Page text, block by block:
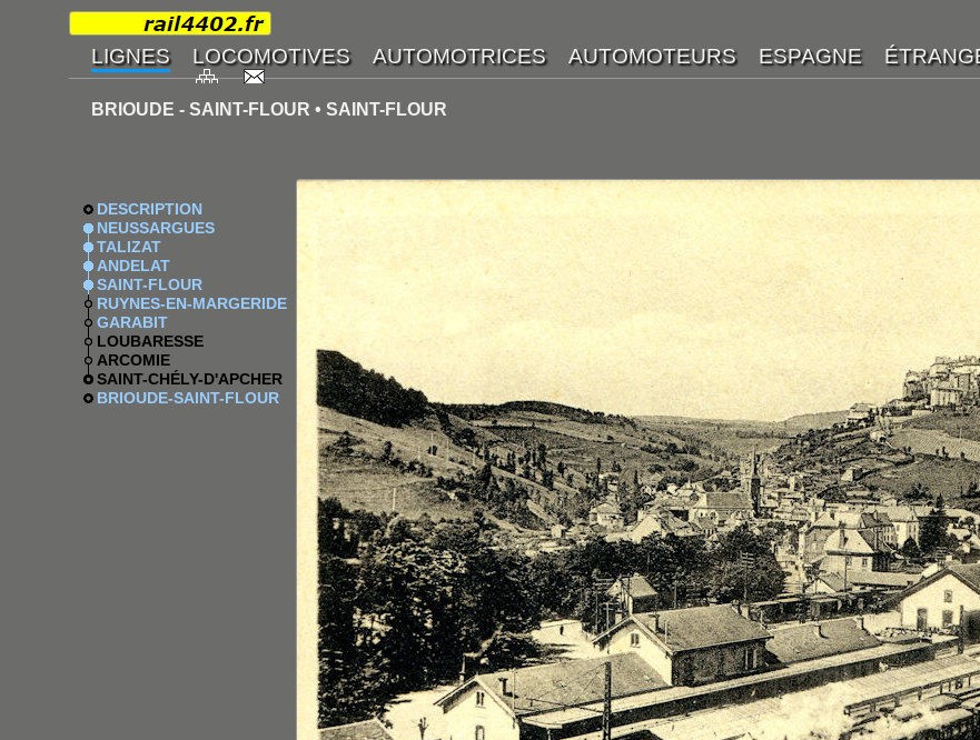
BRIOUDE - SAINT-FLOUR • SAINT-FLOUR
DESCRIPTION
NEUSSARGUES
TALIZAT
ANDELAT
SAINT-FLOUR
RUYNES-EN-MARGERIDE
GARABIT
LOUBARESSE
ARCOMIE
SAINT-CHÉLY-D'APCHER
BRIOUDE-SAINT-FLOUR